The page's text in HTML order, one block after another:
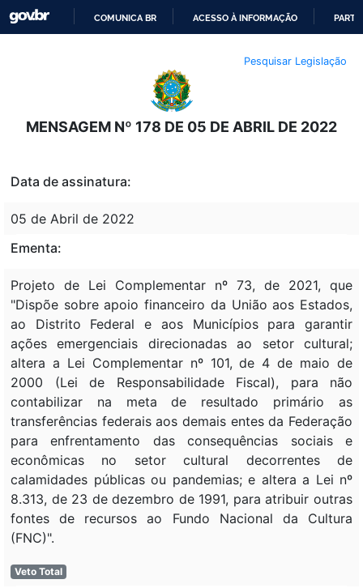
O
CONTEÚDO
COMUNICA BR ACESSO À INFORMAÇÃO
Pesquisar Legislação
MENSAGEM Nº 178 DE 05 DE ABRIL DE 2022
Data de assinatura:
05 de Abril de 2022
Ementa:
Projeto de Lei Complementar nº 73, de 2021, que
"Dispõe sobre apoio financeiro da União aos Estados,
ao Distrito Federal e aos Municípios para garantir
ações emergenciais direcionadas ao setor cultural;
altera a Lei Complementar nº 101, de 4 de maio de
2000 (Lei de Responsabilidade Fiscal), para não
contabilizar na meta de resultado primário as
transferências federais aos demais entes da Federação
para enfrentamento das consequências sociais e
econômicas no setor cultural decorrentes de
calamidades públicas ou pandemias; e altera a Lei nº
8.313, de 23 de dezembro de 1991, para atribuir outras
fontes de recursos ao Fundo Nacional da Cultura
(FNC)".
Veto Total